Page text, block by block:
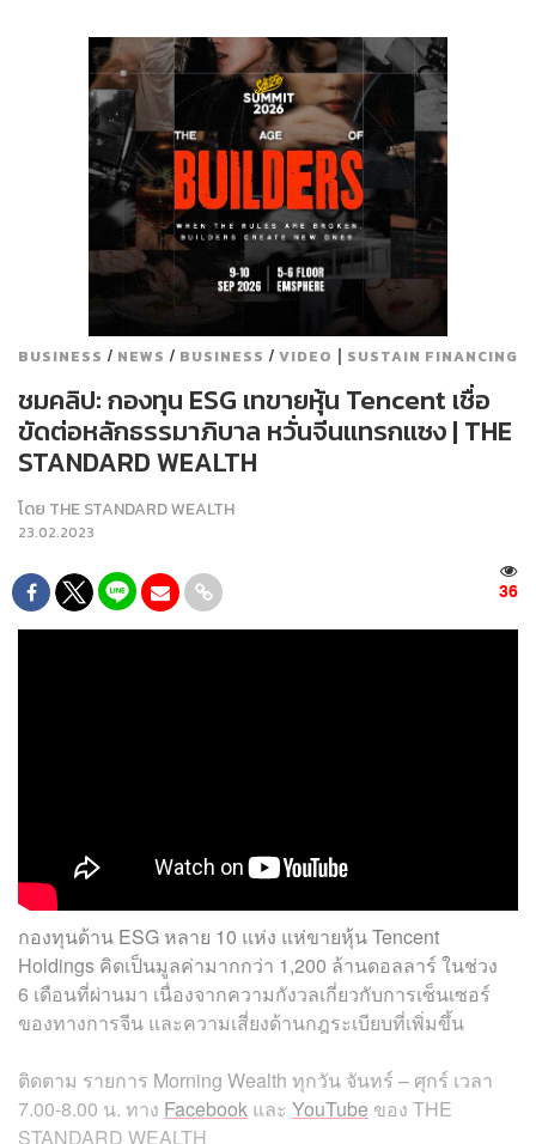
BUSINESS / NEWS / BUSINESS / VIDEO | SUSTAIN FINANCING
ชมคลิป: กองทุน ESG เทขายหุ้น Tencent เชื่อ
ขัดต่อหลักธรรมาภิบาล หวั่นจีนแทรกแซง | THE
STANDARD WEALTH
โดย THE STANDARD WEALTH
23.02.2023
36
กองทุนด้าน ESG หลาย 10 แห่ง แห่ขายหุ้น Tencent
Holdings คิดเป็นมูลค่ามากกว่า 1,200 ล้านดอลลาร์ ในช่วง
6 เดือนที่ผ่านมา เนื่องจากความกังวลเกี่ยวกับการเซ็นเซอร์
ของทางการจีน และความเสี่ยงด้านกฎระเบียบที่เพิ่มขึ้น
ติดตาม รายการ Morning Wealth ทุกวัน จันทร์ – ศุกร์ เวลา
7.00-8.00 น. ทาง Facebook และ YouTube ของ THE
STANDARD WEALTH